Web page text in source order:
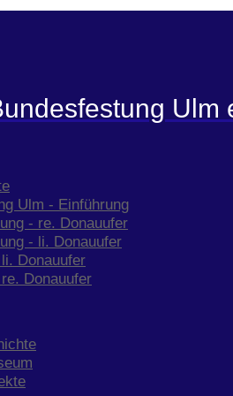
Ulm
Ulm - Einführung
- re. Donauufer
- li. Donauufer
Donauufer
Donauufer